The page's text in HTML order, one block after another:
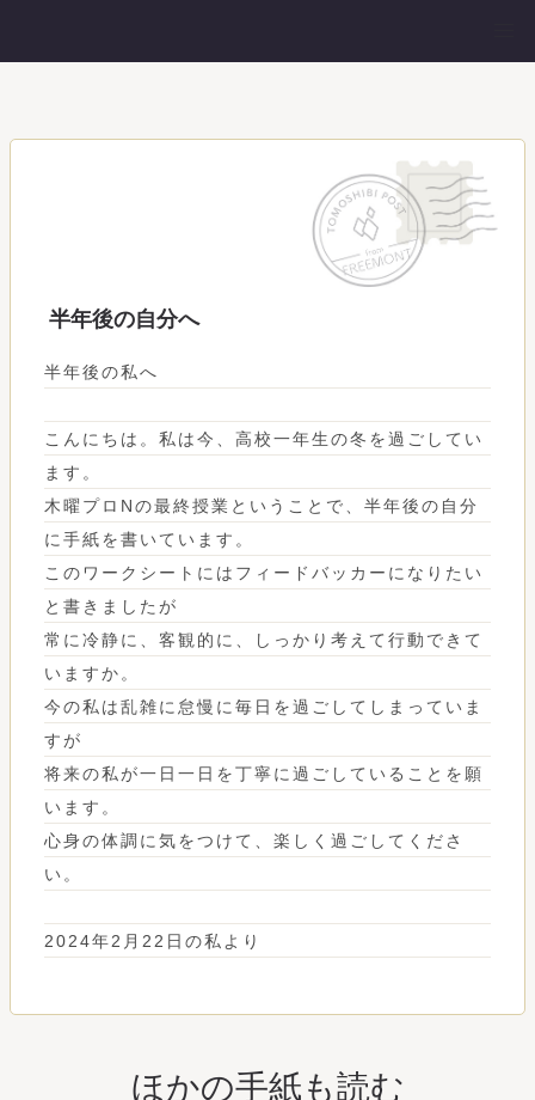
半年後の自分へ
半年後の私へ
こんにちは。私は今、高校一年生の冬を過ごしてい
ます。
木曜プロNの最終授業ということで、半年後の自分
に手紙を書いています。
このワークシートにはフィードバッカーになりたい
と書きましたが
常に冷静に、客観的に、しっかり考えて行動できて
いますか。
今の私は乱雑に怠慢に毎日を過ごしてしまっていま
すが
将来の私が一日一日を丁寧に過ごしていることを願
います。
心身の体調に気をつけて、楽しく過ごしてくださ
い。
2024年2月22日の私より
ほかの手紙も読む